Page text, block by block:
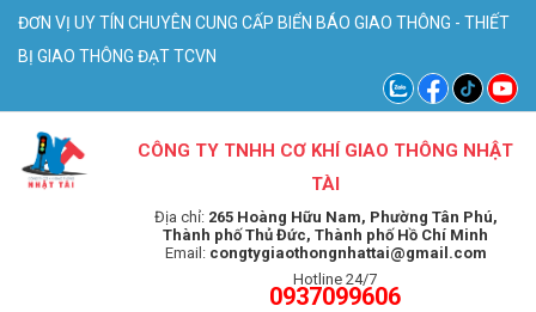
ĐƠN VỊ UY TÍN CHUYÊN CUNG CẤP BIỂN BÁO GIAO THÔNG - THIẾT
BỊ GIAO THÔNG ĐẠT TCVN
CÔNG TY TNHH CƠ KHÍ GIAO THÔNG NHẬT
TÀI
Địa chỉ: 265 Hoàng Hữu Nam, Phường Tân Phú,
Thành phố Thủ Đức, Thành phố Hồ Chí Minh
Email: congtygiaothongnhattai@gmail.com
Hotline 24/7
0937099606